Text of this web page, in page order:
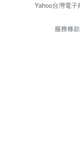
Yahoo台灣電
服務條款